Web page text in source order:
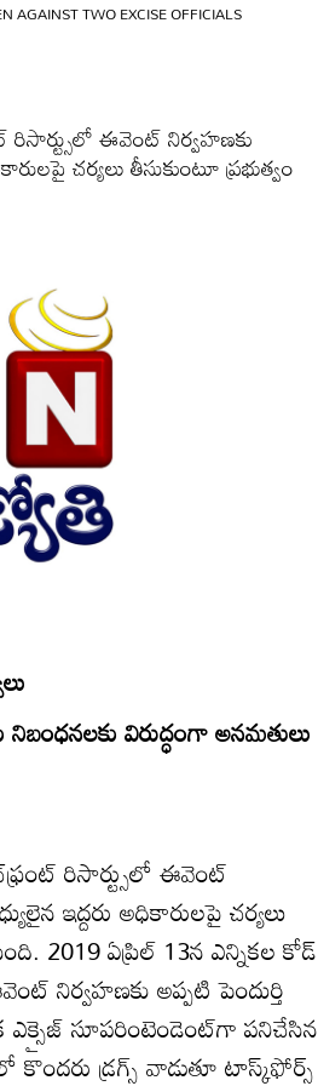
AGAINST TWO EXCISE OFFICIALS
రిసార్ట్సులో ఈవెంట్‌ నిర్వహణకు
చర్యలు తీసుకుంటూ ప్రభుత్వం
విరుద్ధంగా అనమతులు
రిసార్ట్సులో ఈవెంట్‌
ఇద్దరు అధికారులపై చర్యలు
2019 ఏప్రిల్‌ 13న ఎన్నికల కోడ్‌
నిర్వహణకు అప్పటి పెందుర్తి
ఎక్సైజ్‌ సూపరింటెండెంట్‌గా పనిచేసిన
డ్రగ్స్‌ వాడుతూ టాస్క్‌ఫోర్స్‌